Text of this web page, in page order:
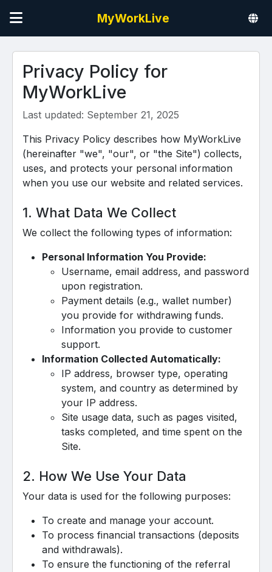
MyWorkLive
Privacy Policy for
MyWorkLive
Last updated: September 21, 2025
This Privacy Policy describes how MyWorkLive
(hereinafter "we", "our", or "the Site") collects,
uses, and protects your personal information
when you use our website and related services.
1. What Data We Collect
We collect the following types of information:
Personal Information You Provide:
Username, email address, and password
upon registration.
Payment details (e.g., wallet number)
you provide for withdrawing funds.
Information you provide to customer
support.
Information Collected Automatically:
IP address, browser type, operating
system, and country as determined by
your IP address.
Site usage data, such as pages visited,
tasks completed, and time spent on the
Site.
2. How We Use Your Data
Your data is used for the following purposes:
To create and manage your account.
To process financial transactions (deposits
and withdrawals).
To ensure the functioning of the referral